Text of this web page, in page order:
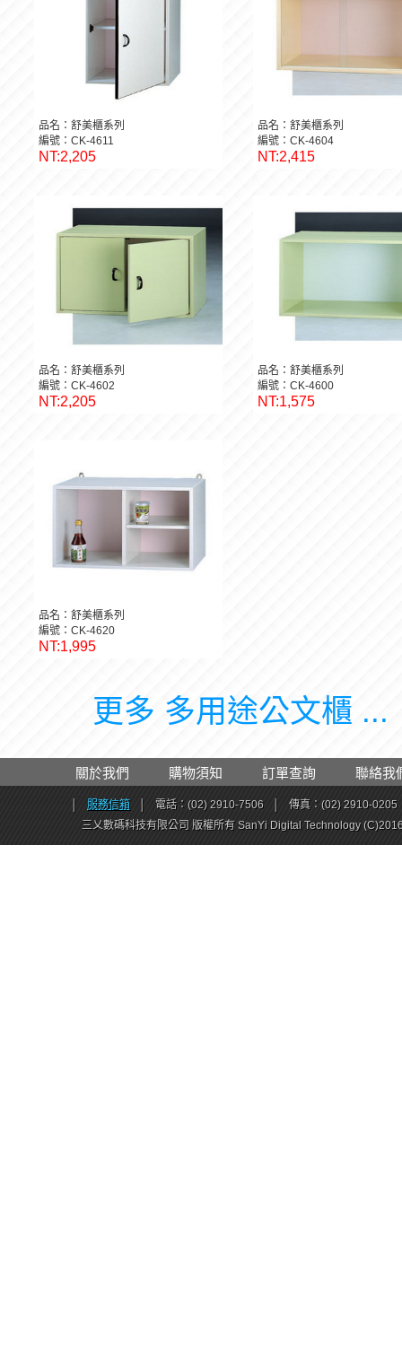
品名：舒美櫃系列
編號：CK-4611
NT:2,205
品名：舒美櫃系列
編號：CK-4604
NT:2,415
品名：舒美櫃系列
編號：CK-4602
NT:2,205
品名：舒美櫃系列
編號：CK-4600
NT:1,575
品名：舒美櫃系列
編號：CK-4620
NT:1,995
更多 多用途公文櫃 ...
關於我們 購物須知 訂單查詢 聯絡我
服務信箱 電話：(02) 2910-7506
傳真：(02) 2910-0205
三乂數碼科技有限公司 版權所有 SanYi Digital Technology